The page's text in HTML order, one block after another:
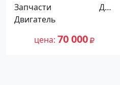
Mitsubishi 4D68
Краснодар
Запчасти
Для
Двигатель
цена 70 000